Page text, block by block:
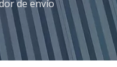
de envío